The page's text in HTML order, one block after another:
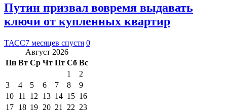
Путин призвал вовремя выдавать
ключи от купленных квартир
ТАСС7 месяцев спустя 0
Август 2026
Пн Вт Ср Чт Пт Сб Вс
1
2
3
4 5 6 7 8
9
10 11 12 13 14 15 16
17 18 19 20 21 22 23